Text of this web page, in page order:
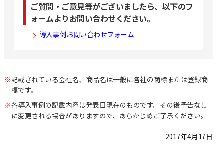
ご質問・ご意見等がございましたら、以下のフ
ォームよりお問い合わせください。
導入事例お問い合わせフォーム
※記載されている会社名、商品名は一般に各社の商標または登録商
標です。
※各導入事例の記載内容は発表日現在のものです。その後予告なし
に変更される場合がありますので、あらかじめご了承ください。
2017年4月17日